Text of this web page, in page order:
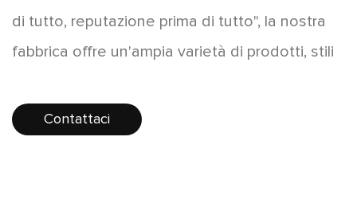
di tutto, reputazione prima di tutto", la nostra
fabbrica offre un'ampia varietà di prodotti, stili
consumatori. I prodotti si vendono bene in
Contattaci